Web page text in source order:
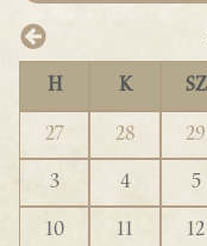
H K SZ
27 28 29
3
4 5
10
11 12